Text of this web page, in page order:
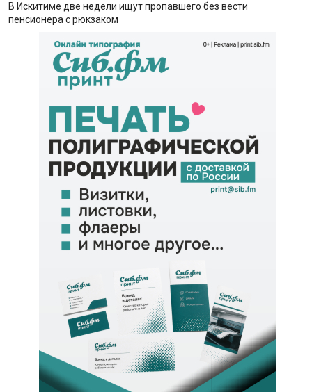
В Искитиме две недели ищут пропавшего без вести
пенсионера с рюкзаком